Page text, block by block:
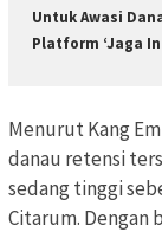
Untuk Awasi
Platform ‘Jaga
Menurut Kang
danau retensi
sedang tinggi
Citarum. Dengan